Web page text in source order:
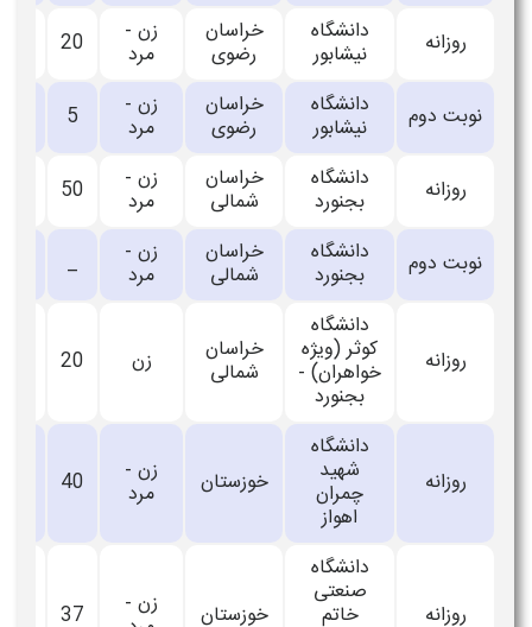
روزانه دانشگاه
نیشابور
خراسان
رضوی
زن -
مرد 20
نوبت دوم دانشگاه
نیشابور
خراسان
رضوی
زن -
مرد
روزانه دانشگاه
بجنورد
خراسان
شمالی
زن -
مرد 50
نوبت دوم دانشگاه
بجنورد
خراسان
شمالی
زن -
مرد
روزانه
دانشگاه
کوثر (ویژه
خواهران) -
بجنورد
خراسان
شمالی زن 20
روزانه
دانشگاه
شهید
چمران
اهواز
خوزستان زن -
مرد 40
روزانه
دانشگاه
صنعتی
خاتم خوزستان زن - 37